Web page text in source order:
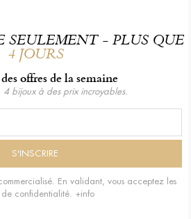
SEULEMENT - PLUS QUE
4 JOURS
offres de la semaine
bijoux à des prix incroyables.
En validant, vous acceptez les
de confidentialité. +info